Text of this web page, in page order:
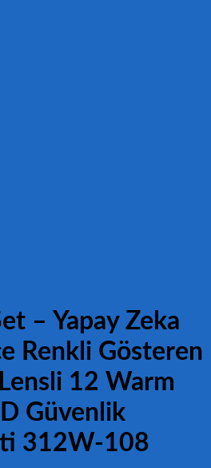
– Yapay Zeka
Renkli Gösteren
12 Warm
Güvenlik
312W-108